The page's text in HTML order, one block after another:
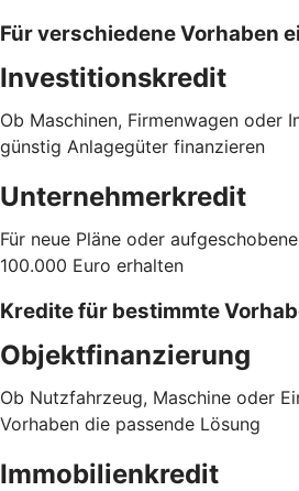
Für verschiedene Vorhaben
Investitionskredit
Ob Maschinen, Firmenwagen oder
günstig Anlagegüter finanzieren
Unternehmerkredit
Für neue Pläne oder
100.000 Euro erhalten
Kredite für bestimmte
Objektfinanzierung
Ob Nutzfahrzeug, Maschine oder
Vorhaben die passende Lösung
Immobilienkredit